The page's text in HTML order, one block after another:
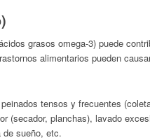
grasos omega-3) puede
alimentarios pueden
tensos y frecuentes
(secador, planchas), lavado
sueño, etc.